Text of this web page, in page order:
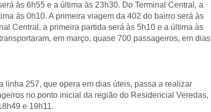
às 6h55 e a última às 23h30. Do Terminal Central, a
às 0h10. A primeira viagem da 402 do bairro será às
Central, a primeira partida será às 5h10 e a última às
em março, quase 700 passageiros, em dias
linha 257, que opera em dias úteis, passa a realizar
no ponto inicial da região do Residencial Veredas,
e 19h11.